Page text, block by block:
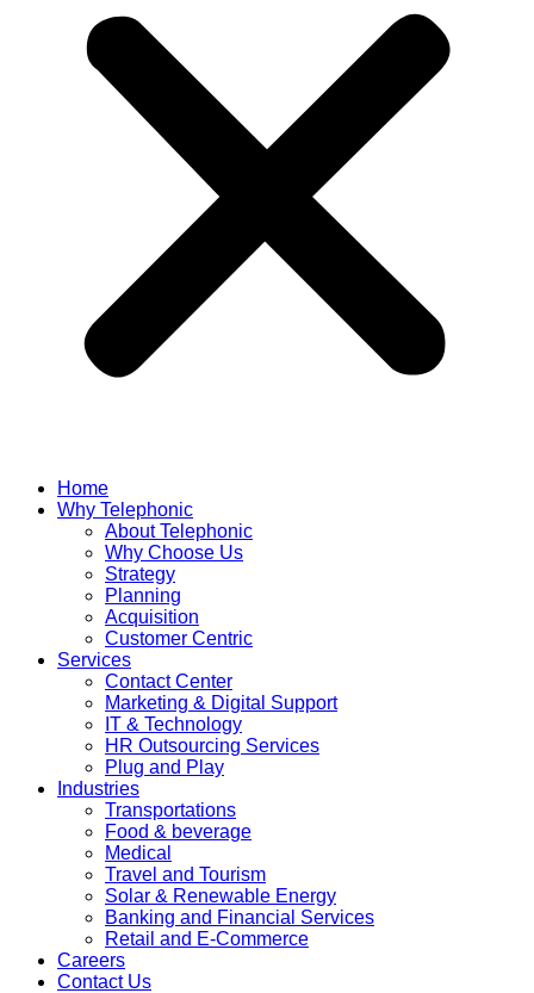
Home
Why Telephonic
About Telephonic
Why Choose Us
Strategy
Planning
Acquisition
Customer Centric
Services
Contact Center
Marketing & Digital Support
IT & Technology
HR Outsourcing Services
Plug and Play
Industries
Transportations
Food & beverage
Medical
Travel and Tourism
Solar & Renewable Energy
Banking and Financial Services
Retail and E-Commerce
Careers
Contact Us